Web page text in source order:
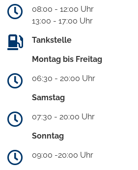
08:00 - 12:00 Uhr
13:00 - 17:00 Uhr
Tankstelle
Montag bis Freitag
06:30 - 20:00 Uhr
Samstag
07:30 - 20:00 Uhr
Sonntag
09:00 -20:00 Uhr